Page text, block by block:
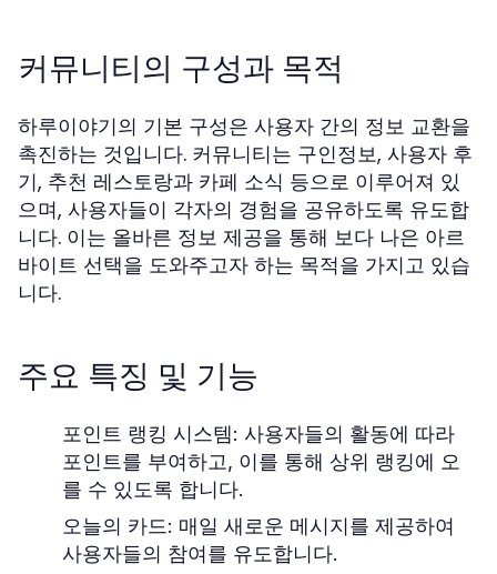
커뮤니티의 구성과 목적
하루이야기의 기본 구성은 사용자 간의 정보 교환을
촉진하는 것입니다. 커뮤니티는 구인정보, 사용자 후
기, 추천 레스토랑과 카페 소식 등으로 이루어져 있
으며, 사용자들이 각자의 경험을 공유하도록 유도합
니다. 이는 올바른 정보 제공을 통해 보다 나은 아르
바이트 선택을 도와주고자 하는 목적을 가지고 있습
니다.
주요 특징 및 기능
포인트 랭킹 시스템: 사용자들의 활동에 따라
포인트를 부여하고, 이를 통해 상위 랭킹에 오
를 수 있도록 합니다.
오늘의 카드: 매일 새로운 메시지를 제공하여
사용자들의 참여를 유도합니다.